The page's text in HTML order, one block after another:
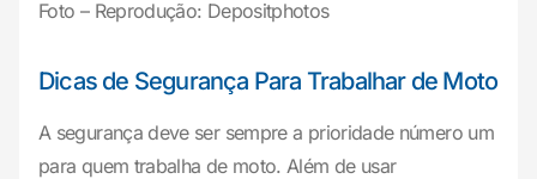
Foto – Reprodução: Depositphotos
Dicas de Segurança Para Trabalhar de Moto
A segurança deve ser sempre a prioridade número um
para quem trabalha de moto. Além de usar